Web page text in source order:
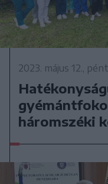
2023. május 12.,
háromszéki